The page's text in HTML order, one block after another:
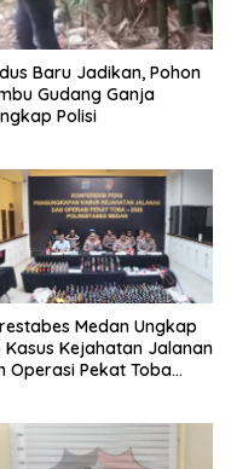
Baru Jadikan, Pohon
Gudang Ganja
Polisi
Medan Ungkap
Kasus Kejahatan Jalanan
Operasi Pekat Toba